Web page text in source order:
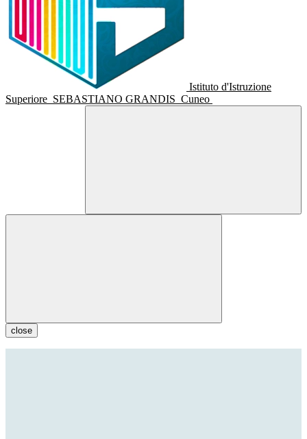
Istituto d'Istruzione
Superiore SEBASTIANO GRANDIS Cuneo
close